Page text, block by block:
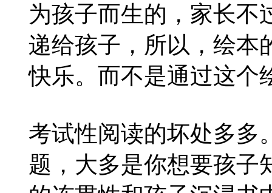
为孩子而生的，家长不
递给孩子，所以，绘本
快乐。而不是通过这个
考试性阅读的坏处多多
题，大多是你想要孩子